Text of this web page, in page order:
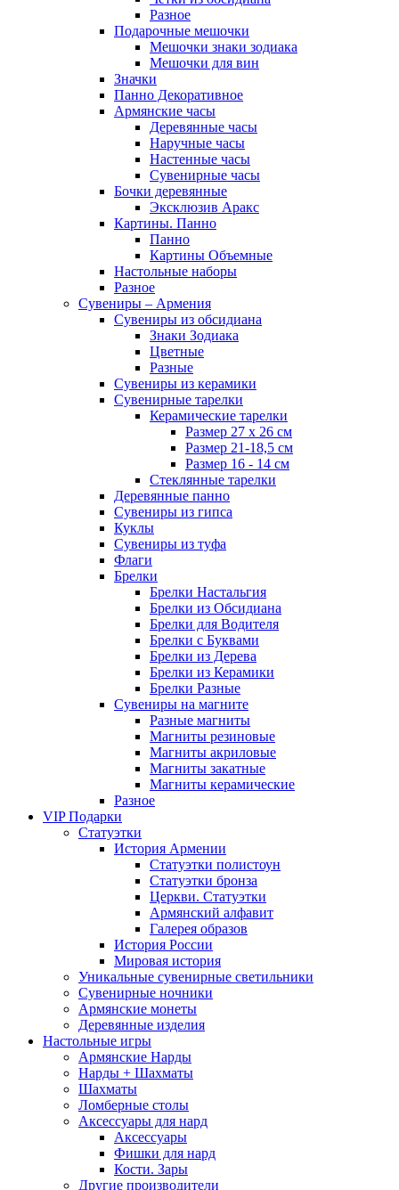
Разное
Подарочные мешочки
Мешочки знаки зодиака
Мешочки для вин
Значки
Панно Декоративное
Армянские часы
Деревянные часы
Наручные часы
Настенные часы
Сувенирные часы
Бочки деревянные
Эксклюзив Аракс
Картины. Панно
Панно
Картины Объемные
Настольные наборы
Разное
Сувениры – Армения
Сувениры из обсидиана
Знаки Зодиака
Цветные
Разные
Сувениры из керамики
Сувенирные тарелки
Керамические тарелки
Размер 27 х 26 см
Размер 21-18,5 см
Размер 16 - 14 см
Стеклянные тарелки
Деревянные панно
Сувениры из гипса
Куклы
Сувениры из туфа
Флаги
Брелки
Брелки Настальгия
Брелки из Обсидиана
Брелки для Водителя
Брелки с Буквами
Брелки из Дерева
Брелки из Керамики
Брелки Разные
Сувениры на магните
Разные магниты
Магниты резиновые
Магниты акриловые
Магниты закатные
Магниты керамические
Разное
VIP Подарки
Статуэтки
История Армении
Статуэтки полистоун
Статуэтки бронза
Церкви. Статуэтки
Армянский алфавит
Галерея образов
История России
Мировая история
Уникальные сувенирные светильники
Сувенирные ночники
Армянские монеты
Деревянные изделия
Настольные игры
Армянские Нарды
Нарды + Шахматы
Шахматы
Ломберные столы
Аксессуары для нард
Аксессуары
Фишки для нард
Кости. Зары
Другие производители